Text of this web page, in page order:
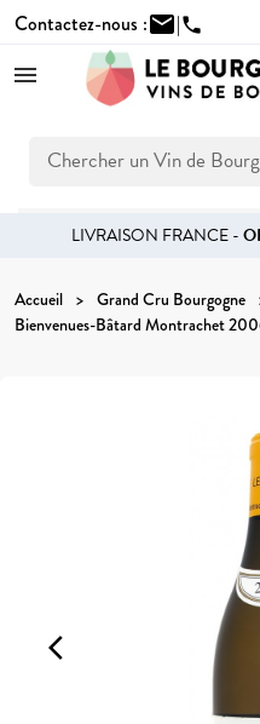
Contactez-nous :mail|phone
LIVRAISON FRANCE -
Accueil Grand Cru Bourgogne
Bienvenues-Bâtard Montrachet
arrow_back_ios